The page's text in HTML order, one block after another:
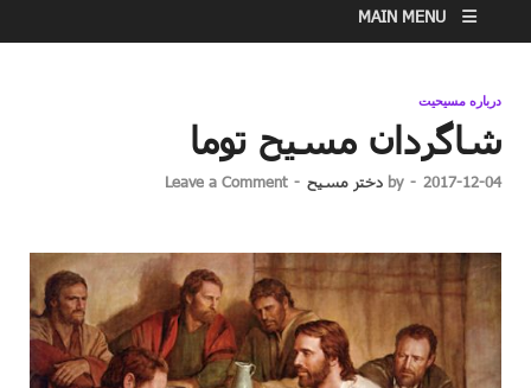
MAIN MENU
درباره مسیحیت
شاگردان مسیح توما
2017-12-04
-
by دختر مسیح -
Leave a Comment